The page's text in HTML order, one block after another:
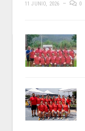
11 JUNIO, 2026 0